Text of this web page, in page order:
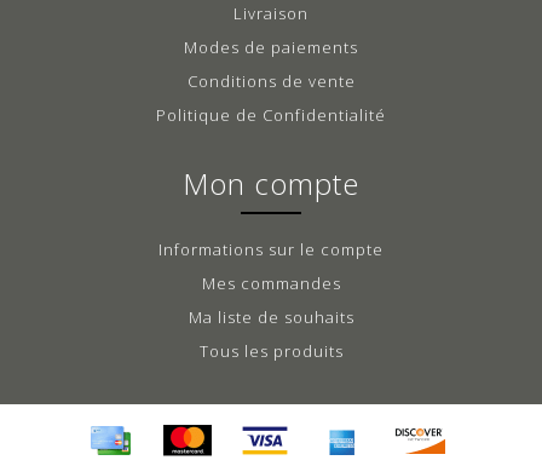
Livraison
Modes de paiements
Conditions de vente
Politique de Confidentialité
Mon compte
Informations sur le compte
Mes commandes
Ma liste de souhaits
Tous les produits